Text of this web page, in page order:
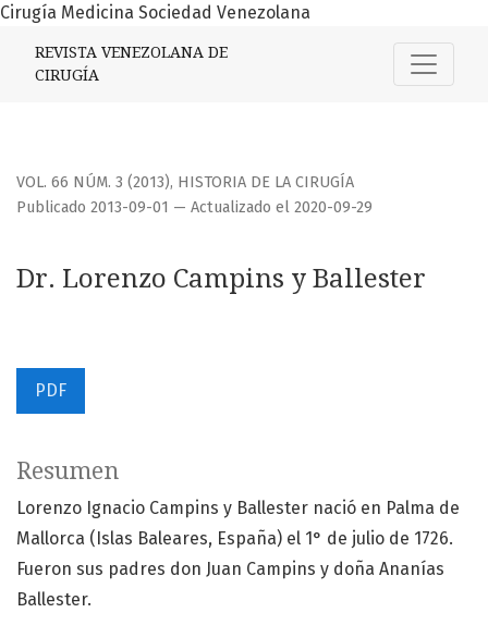
Cirugía Medicina Sociedad Venezolana
REVISTA VENEZOLANA DE
CIRUGÍA
VOL. 66 NÚM. 3 (2013), HISTORIA DE LA CIRUGÍA
Dr. Lorenzo Campins y Ballester
Publicado 2013-09-01 — Actualizado el 2020-09-29
PDF
Resumen
Lorenzo Ignacio Campins y Ballester nació en Palma de
Mallorca (Islas Baleares, España) el 1° de julio de 1726.
Fueron sus padres don Juan Campins y doña Ananías
Ballester.